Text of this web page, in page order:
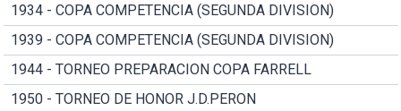
1934 - COPA COMPETENCIA (SEGUNDA DIVISION)
1939 - COPA COMPETENCIA (SEGUNDA DIVISION)
1944 - TORNEO PREPARACION COPA FARRELL
1950 - TORNEO DE HONOR J.D.PERON